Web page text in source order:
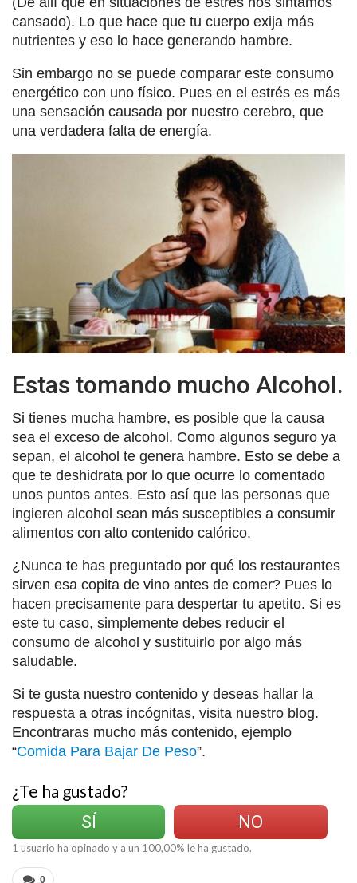
cansado). Lo que hace que tu cuerpo exija más
nutrientes y eso lo hace generando hambre.
Sin embargo no se puede comparar este consumo
energético con uno físico. Pues en el estrés es más
una sensación causada por nuestro cerebro, que
una verdadera falta de energía.
Estas tomando mucho Alcohol.
Si tienes mucha hambre, es posible que la causa
sea el exceso de alcohol. Como algunos seguro ya
sepan, el alcohol te genera hambre. Esto se debe a
que te deshidrata por lo que ocurre lo comentado
unos puntos antes. Esto así que las personas que
ingieren alcohol sean más susceptibles a consumir
alimentos con alto contenido calórico.
¿Nunca te has preguntado por qué los restaurantes
sirven esa copita de vino antes de comer? Pues lo
hacen precisamente para despertar tu apetito. Si es
este tu caso, simplemente debes reducir el
consumo de alcohol y sustituirlo por algo más
saludable.
Si te gusta nuestro contenido y deseas hallar la
respuesta a otras incógnitas, visita nuestro blog.
Encontraras mucho más contenido, ejemplo
“Comida Para Bajar De Peso”.
¿Te ha gustado?
SÍ
NO
1 usuario ha opinado y a un 100,00% le ha gustado.
0